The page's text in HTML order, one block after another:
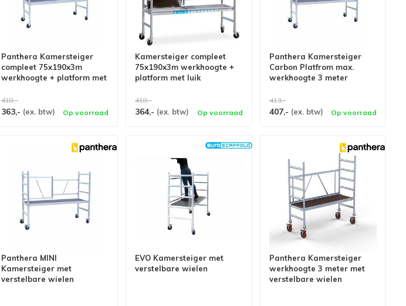
Panthera Kamersteiger
compleet 75x190x3m
werkhoogte + platform met
418,-
363,- (ex. btw) Op voorraad
Kamersteiger compleet
75x190x3m werkhoogte +
platform met luik
418,-
364,- (ex. btw) Op voorraad
Panthera Kamersteiger
Carbon Platfrom max.
werkhoogte 3 meter
413,-
407,- (ex. btw) Op voorraad
Panthera MINI
Kamersteiger met
verstelbare wielen
EVO Kamersteiger met
verstelbare wielen
Panthera Kamersteiger
werkhoogte 3 meter met
verstelbare wielen